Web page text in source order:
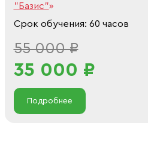
"Базис"»
Срок обучения: 60 часов
55 000 ₽
35 000 ₽
Подробнее